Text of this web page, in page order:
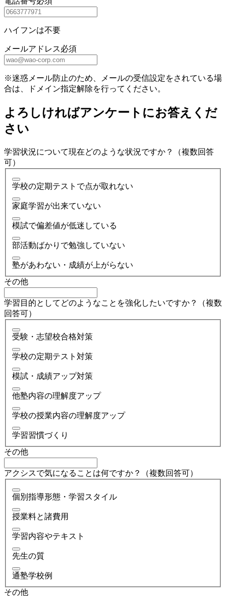
ハイフンは不要
メールアドレス必須
※迷惑メール防止のため、メールの受信設定をされている場
合は、ドメイン指定解除を行ってください。
よろしければアンケートにお答えくだ
さい
学習状況について現在どのような状況ですか？（複数回答
可）
学校の定期テストで点が取れない
家庭学習が出来ていない
模試で偏差値が低迷している
部活動ばかりで勉強していない
塾があわない・成績が上がらない
その他
学習目的としてどのようなことを強化したいですか？（複数
回答可）
受験・志望校合格対策
学校の定期テスト対策
模試・成績アップ対策
他塾内容の理解度アップ
学校の授業内容の理解度アップ
学習習慣づくり
その他
アクシスで気になることは何ですか？（複数回答可）
個別指導形態・学習スタイル
授業料と諸費用
学習内容やテキスト
先生の質
通塾学校例
その他